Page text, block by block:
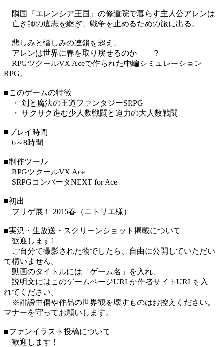
隣国『エレンシア王国』の修道院で暮らす主人公アレンは
亡き師の遺志を継ぎ、戦争を止めるための旅に出る。
悲しみと憎しみの連鎖を超え、
アレンは世界に春を取り戻せるのか――？
RPGツクールVX Aceで作られた中編シミュレーション
RPG。
■このゲームの特徴
・ 剣と魔法の王道ファンタジーSRPG
・ サクサク進む少人数戦闘と迫力の大人数戦闘
■プレイ時間
6～8時間
■制作ツール
RPGツクールVX Ace
SRPGコンバータNEXT for Ace
■初出
フリゲ展！ 2015春（エトリエ様）
■実況・生放送・スクリーンショット掲載について
歓迎します!
ご自分で撮影された物でしたら、自由に公開していただい
て構いません。
動画のタイトルには「ゲーム名」を入れ、
説明文にはこのゲームページURLか作者サイトURLを入
れてください。
※誹謗中傷や作品の世界観を壊すものはお控えください。
マナーを守ってお願いします。
■ファンイラスト投稿について
歓迎します！